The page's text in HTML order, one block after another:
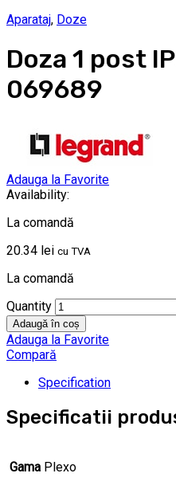
Aparataj, Doze
Doza 1 post
069689
Adauga la Favorite
Availability:
La comandă
20.34 lei cu TVA
La comandă
Quantity
Adaugă în coș
Adauga la Favorite
Compară
Specification
Specificatii
Gama Plexo